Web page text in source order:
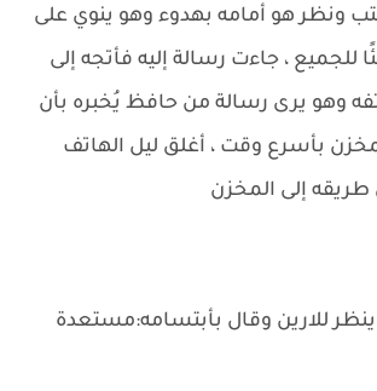
ونظر هو أمامه بهدوء وهو ينوي على
للجميع ، جاءت رسالة إليه فأتجه إلى
وهو يرى رسالة من حافظ يُخبره بأن
بأسرع وقت ، أغلق ليل الهاتف
إلى المخزن
للارين وقال بأبتسامه:مستعدة